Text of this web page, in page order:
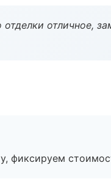
отличное,
фиксируем